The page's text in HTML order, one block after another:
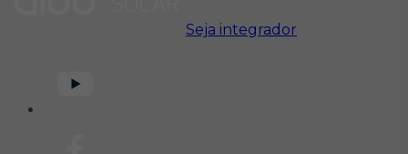
Seja integrador